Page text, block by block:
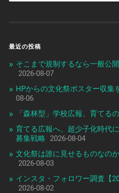
最近の投稿
そこまで規制するなら一般公
2026-08-07
HPからの文化祭ポスター収集
08-06
「森林型」学校広報、育てる
育てる広報へ、超少子化時代
募集戦略
2026-08-04
文化祭は誰に見せるものなの
2026-08-03
インスタ・フォロワー調査【
2026-08-02